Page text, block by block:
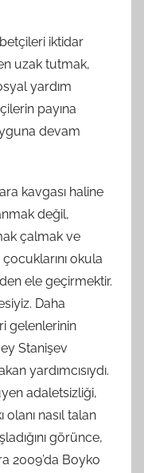
iktidar
uzak tutmak,
yardım
payına
devam
kavgası haline
değil,
çalmak ve
okula
ele geçirmektir.
Daha
gelenlerinin
Stanişev
yardımcısıydı.
adaletsizliği,
olanı nasıl talan
görünce,
2009’da Boyko